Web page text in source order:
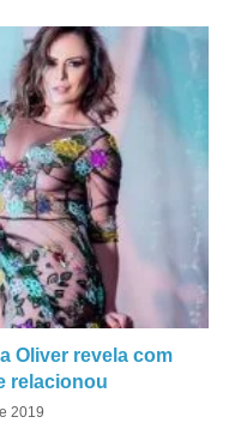
Oliver revela com
relacionou
2019